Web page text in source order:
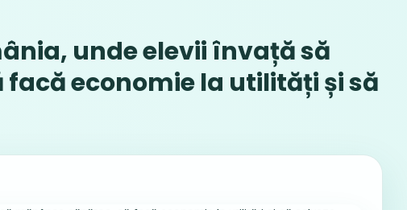
unde elevii învață să
economie la utilități și să